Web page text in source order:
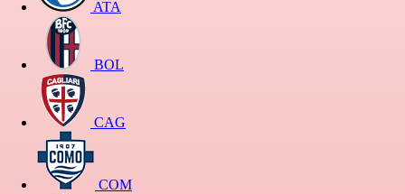
ATA
BOL
CAG
COM